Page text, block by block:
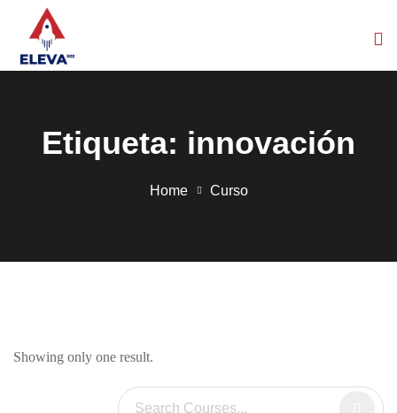
content
Etiqueta: innovación
Home Curso
Showing only one result.